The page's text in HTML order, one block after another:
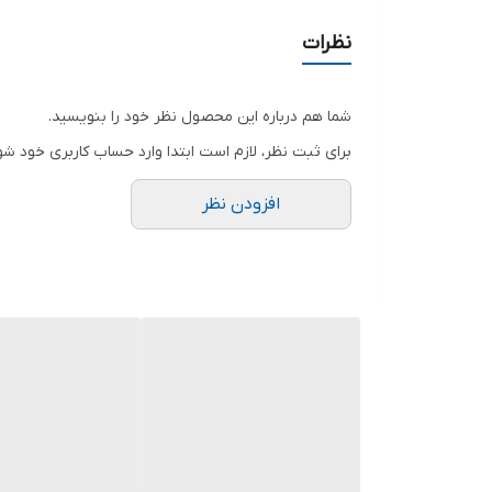
نظرات
شما هم درباره این محصول نظر خود را بنویسید.
برای ثبت نظر، لازم است ابتدا وارد حساب کاربری خود
افزودن نظر